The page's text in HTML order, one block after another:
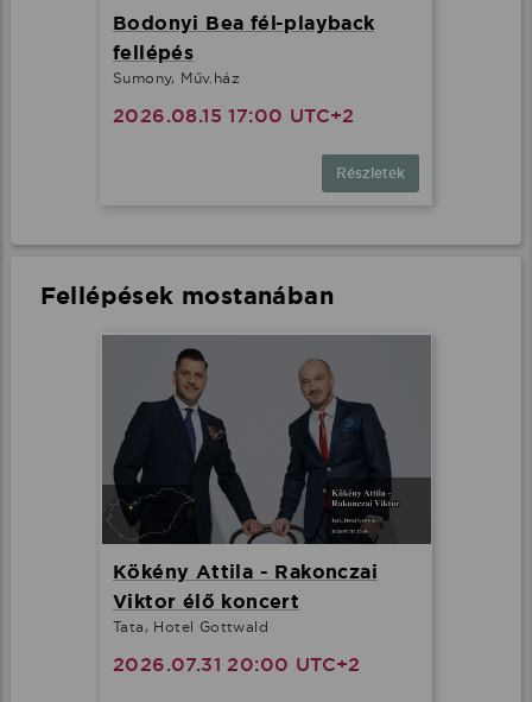
Bodonyi Bea fél-playback
fellépés
Sumony, Műv.ház
2026.08.15 17:00 UTC+2
Részletek
Fellépések mostanában
Kökény Attila - Rakonczai
Viktor élő koncert
Tata, Hotel Gottwald
2026.07.31 20:00 UTC+2